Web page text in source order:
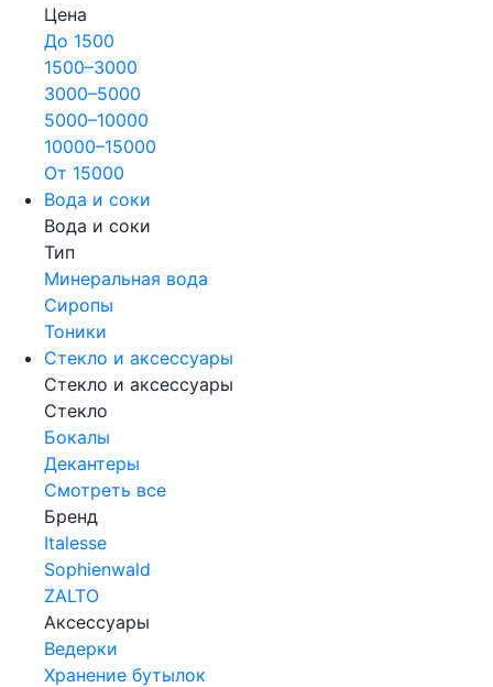
Цена
До 1500
1500–3000
3000–5000
5000–10000
10000–15000
От 15000
Вода и соки
Вода и соки
Тип
Минеральная вода
Сиропы
Тоники
Стекло и аксессуары
Стекло и аксессуары
Стекло
Бокалы
Декантеры
Смотреть все
Бренд
Italesse
Sophienwald
ZALTO
Аксессуары
Ведерки
Хранение бутылок